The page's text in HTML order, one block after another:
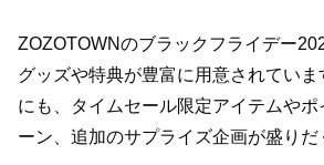
ZOZOTOWNのブラックフライデー
グッズや特典が豊富に用意されてい
にも、タイムセール限定アイテムや
ーン、追加のサプライズ企画が盛りだ